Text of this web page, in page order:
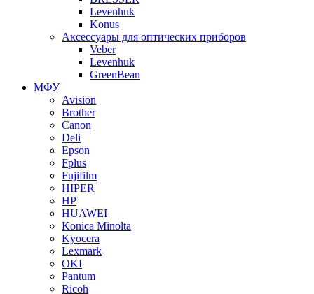
Levenhuk
Konus
Аксессуары для оптических приборов
Veber
Levenhuk
GreenBean
МФУ
Avision
Brother
Canon
Deli
Epson
Fplus
Fujifilm
HIPER
HP
HUAWEI
Konica Minolta
Kyocera
Lexmark
OKI
Pantum
Ricoh